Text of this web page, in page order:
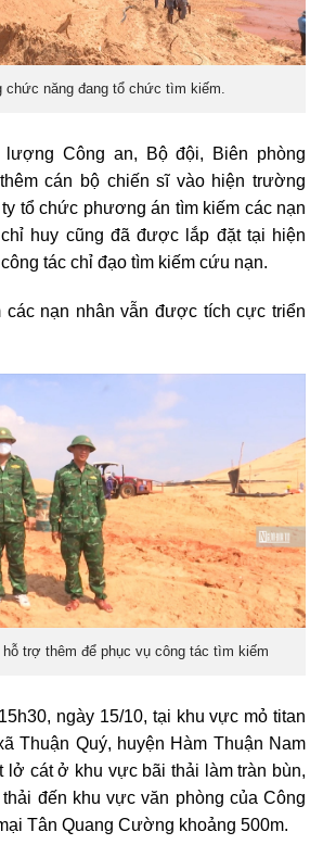
chức năng đang tổ chức tìm kiếm.
Công an, Bộ đội, Biên phòng
cán bộ chiến sĩ vào hiện trường
tổ chức phương án tìm kiếm các nạn
huy cũng đã được lắp đặt tại hiện
tác chỉ đạo tìm kiếm cứu nạn.
các nạn nhân vẫn được tích cực triển
trợ thêm để phục vụ công tác tìm kiếm
ngày 15/10, tại khu vực mỏ titan
Thuận Quý, huyện Hàm Thuận Nam
lở cát ở khu vực bãi thải làm tràn bùn,
đến khu vực văn phòng của Công
Tân Quang Cường khoảng 500m.